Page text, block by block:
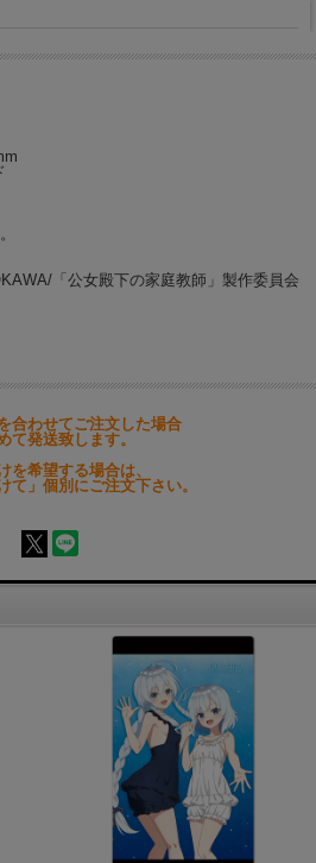
「公女殿下の家庭教師」製作委員会
合わせてご注文した場合
て発送致します。
を希望する場合は、
て」個別にご注文下さい。